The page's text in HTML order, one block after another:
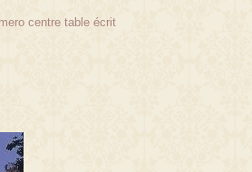
centre table écrit